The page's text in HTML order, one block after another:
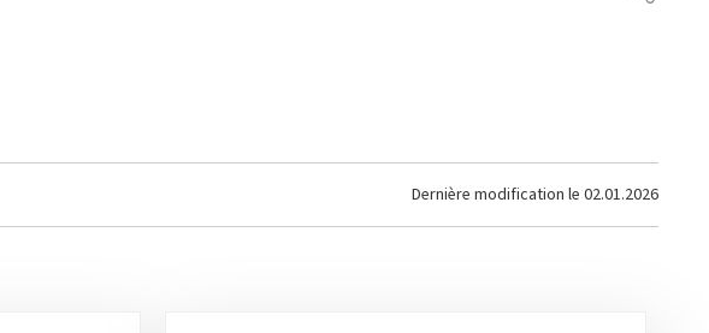
Dernière modification le 02.01.2026